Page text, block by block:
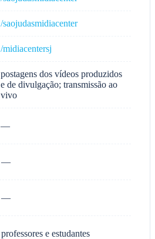
/saojudasmidiacenter
/midiacentersj
postagens dos vídeos produzidos
e de divulgação; transmissão ao
vivo
—
—
—
professores e estudantes